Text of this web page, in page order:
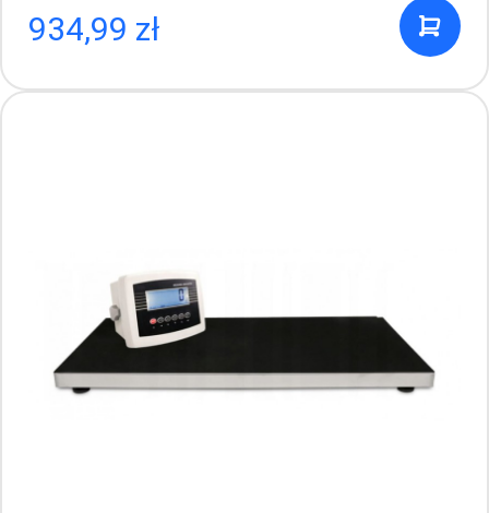
Producent: CHIRANA
934,99 zł